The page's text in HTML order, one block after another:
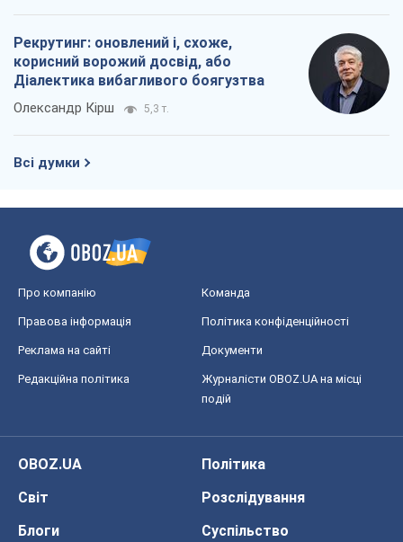
Рекрутинг: оновлений і, схоже,
корисний ворожий досвід, або
Діалектика вибагливого боягузтва
Олександр Кірш 5,3 т.
Всі думки
Про компанію Команда
Правова інформація Політика конфіденційності
Реклама на сайті Документи
Редакційна політика
Журналісти OBOZ.UA на місці
подій
OBOZ.UA
Політика
Світ
Розслідування
Блоги
Суспільство